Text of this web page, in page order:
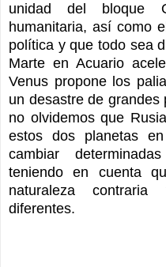
unidad del bloque
humanitaria, así como
política y que todo sea
Marte en Acuario
Venus propone los
un desastre de grandes
no olvidemos que
estos dos planetas
cambiar
teniendo en cuenta
naturaleza
diferentes.